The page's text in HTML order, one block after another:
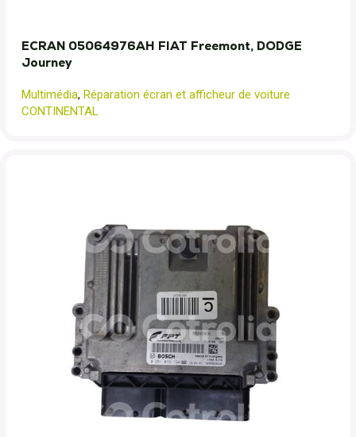
ECRAN 05064976AH FIAT Freemont, DODGE
Journey
Multimédia, Réparation écran et afficheur de voiture
CONTINENTAL